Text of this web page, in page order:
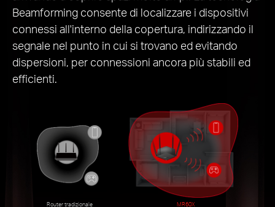
Beamforming consente di localizzare i dispositivi
connessi all'interno della copertura, indirizzando il
segnale nel punto in cui si trovano ed evitando
dispersioni, per connessioni ancora più stabili ed
efficienti.
Router tradizionale
MR60X